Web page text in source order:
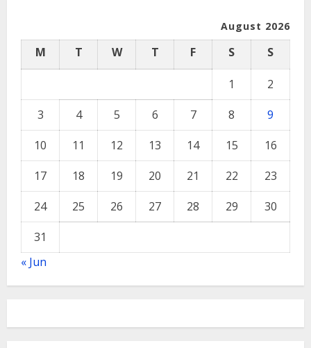
August 2026
M T W T F S S
1
2
3
4 5 6 7 8
9
10
11 12 13 14 15
16
17
18 19 20 21 22
23
24
25 26 27 28 29
30
31
« Jun